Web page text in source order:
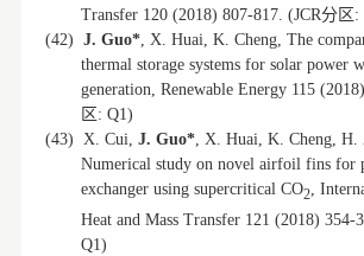
Transfer 120 (2018) 807-817. (JCR分区:
(42) J. Guo* , X. Huai, K. Cheng, The
thermal storage systems for solar power
generation, Renewable Energy 115
区: Q1)
(43)
X. Cui, J. Guo* , X. Huai, K. Cheng,
Numerical study on novel airfoil fins for
exchanger using supercritical CO2 ,
Heat and Mass Transfer 121 (2018) 354-
Q1)